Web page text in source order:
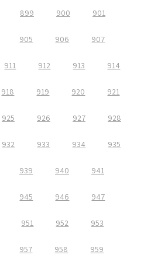
899 900 901
905 906 907
911 912 913 914
918 919 920 921
925 926 927 928
932 933 934 935
939 940 941
945 946 947
951 952 953
957 958 959